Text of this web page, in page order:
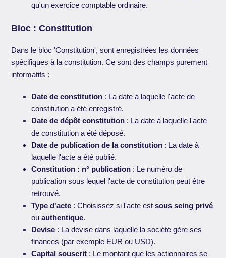
qu'un exercice comptable ordinaire.
Bloc : Constitution
Dans le bloc 'Constitution', sont enregistrées les données
spécifiques à la constitution. Ce sont des champs purement
informatifs :
Date de constitution : La date à laquelle l'acte de
constitution a été enregistré.
Date de dépôt constitution : La date à laquelle l'acte
de constitution a été déposé.
Date de publication de la constitution : La date à
laquelle l'acte a été publié.
Constitution : n° publication : Le numéro de
publication sous lequel l'acte de constitution peut être
retrouvé.
Type d'acte : Choisissez si l'acte estsous seing privé
ouauthentique.
Devise : La devise dans laquelle la société gère ses
finances (par exemple EUR ou USD).
Capital souscrit : Le montant que les actionnaires se